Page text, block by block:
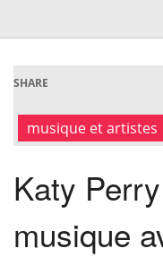
SHARE
musique et artistes
Katy
musique